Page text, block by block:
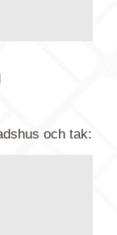
dig titta på
och tak: